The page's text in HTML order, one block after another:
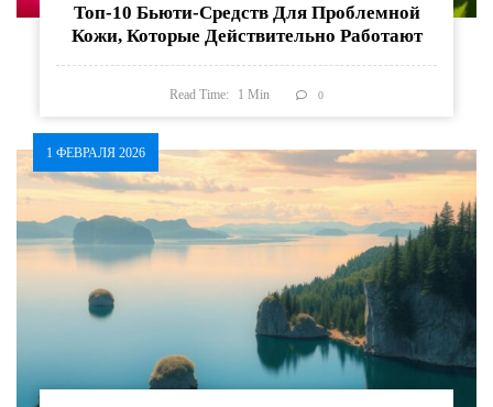
Топ-10 Бьюти-Средств Для Проблемной
Кожи, Которые Действительно Работают
Read Time: 1Min 0
1 ФЕВРАЛЯ 2026